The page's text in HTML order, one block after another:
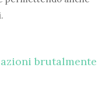
brutalmente